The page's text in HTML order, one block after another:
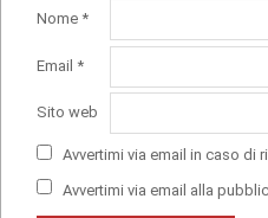
Nome *
Email *
Sito web
Avvertimi via email in caso di
Avvertimi via email alla